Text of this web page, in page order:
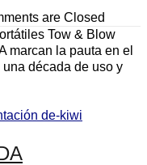
are Closed
Tow & Blow
marcan la pauta en el
década de uso y